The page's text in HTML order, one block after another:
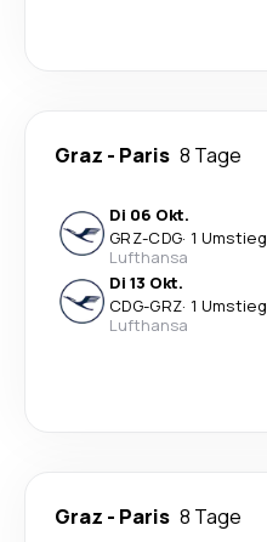
Graz - Paris 8 Tage
Di 06 Okt.
GRZ-CDG· 1 Umstieg
Lufthansa
Di 13 Okt.
CDG-GRZ· 1 Umstieg
Lufthansa
Graz - Paris 8 Tage